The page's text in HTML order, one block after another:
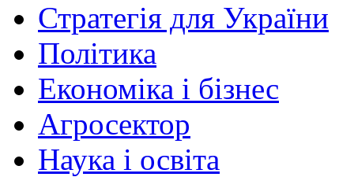
Стратегія для України
Політика
Економіка і бізнес
Агросектор
Наука і освіта